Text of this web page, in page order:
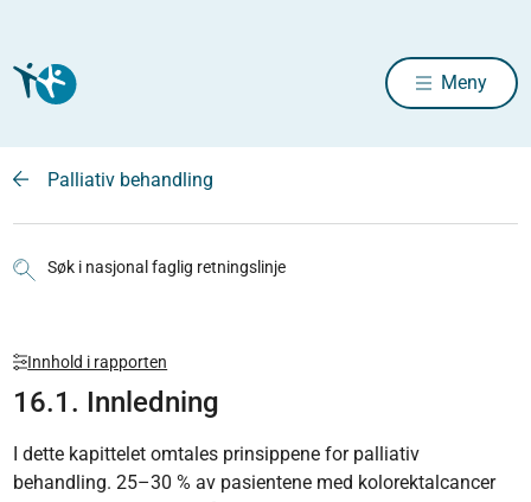
Meny
Palliativ behandling
Søk i nasjonal faglig retningslinje
Innhold i rapporten
16.1. Innledning
I dette kapittelet omtales prinsippene for palliativ
behandling. 25–30 % av pasientene med kolorektalcancer